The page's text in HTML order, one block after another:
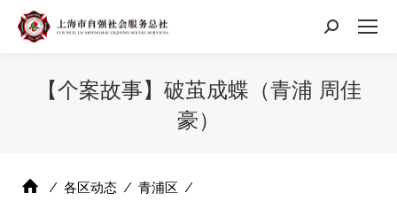
搜
【个案故事】破茧成蝶（青浦 周佳
豪）
⁄ 各区动态 ⁄ 青浦区 ⁄